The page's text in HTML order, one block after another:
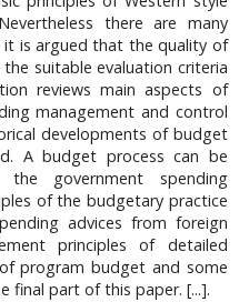
there are many
it is argued that the quality of
suitable evaluation criteria
reviews main aspects of
management and control
developments of budget
A budget process can be
government spending
of the budgetary practice
advices from foreign
principles of detailed
program budget and some
final part of this paper. [...].